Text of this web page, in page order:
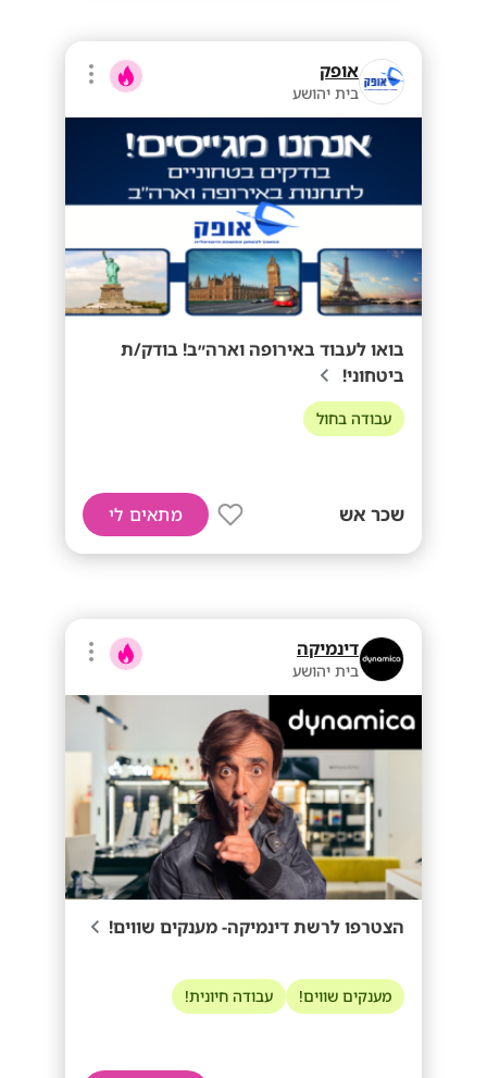
אופק
בית יהושע
בואו לעבוד באירופה וארה״ב! בודק/ת
ביטחוני!
עבודה בחול
שכר אש מתאים לי
דינמיקה
בית יהושע
הצטרפו לרשת דינמיקה- מענקים שווים!
מענקים שווים! עבודה חיונית!